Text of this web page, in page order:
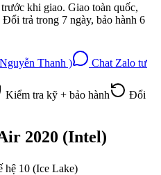
khi giao. Giao toàn quốc,
trả trong 7 ngày, bảo hành 6
Thanh )
Chat Zalo tư
Kiểm tra kỹ + bảo hành
Đổi
2020 (Intel)
hệ 10 (Ice Lake)